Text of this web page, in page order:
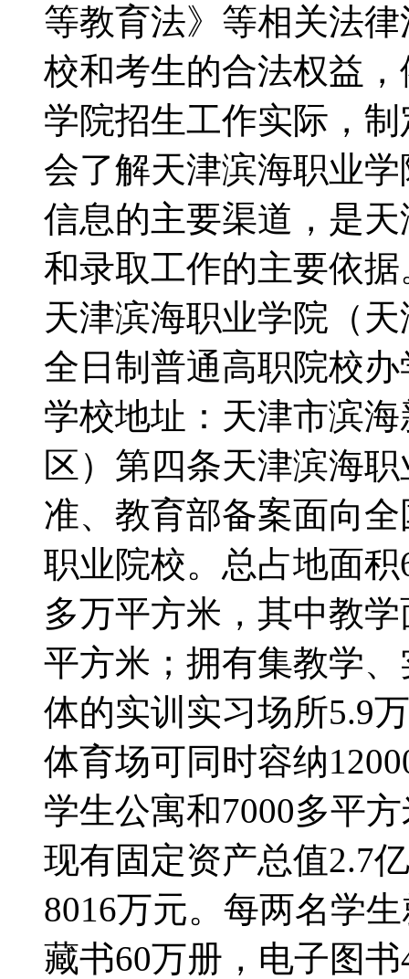
等教育法》等相关法
校和考生的合法权益
学院招生工作实际，
会了解天津滨海职业
信息的主要渠道，是
和录取工作的主要依
天津滨海职业学院（
全日制普通高职院校
学校地址：天津市滨
区）第四条天津滨海
准、教育部备案面向
职业院校。总占地面
多万平方米，其中教
平方米；拥有集教学
体的实训实习场所5.9
体育场可同时容纳
学生公寓和7000多平
现有固定资产总值2.7
8016万元。每两名学
藏书60万册，电子图